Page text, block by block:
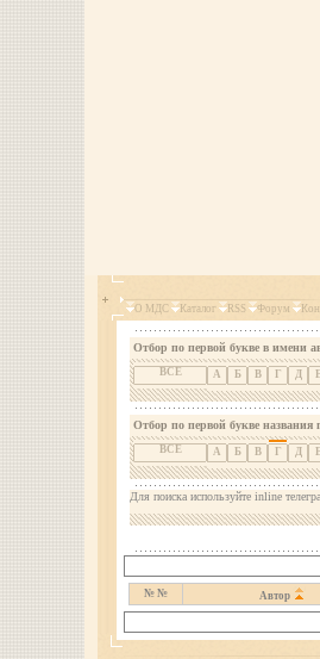
О МДС Каталог RSS Форум
Отбор по первой букве в имени
ВСЕ А Б В Г Д
Отбор по первой букве названия
ВСЕ А Б В Г Д
Для поиска используйте inline
№ № Автор